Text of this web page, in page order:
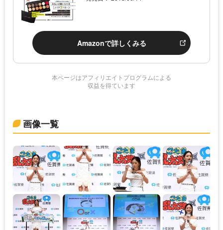
Amazonで詳しくみる
本ページはアフィリエイトプログラムによる
収益を得ています
画像一覧